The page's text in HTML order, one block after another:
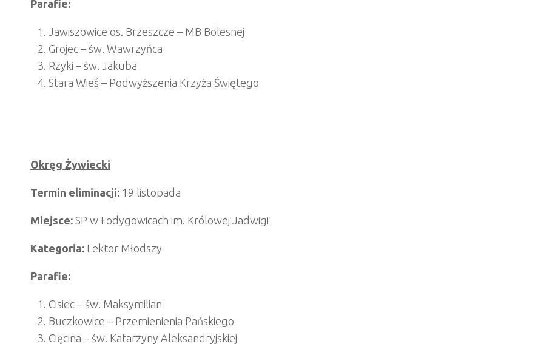
Parafie:
Jawiszowice os. Brzeszcze – MB Bolesnej
Grojec – św. Wawrzyńca
Rzyki – św. Jakuba
Stara Wieś – Podwyższenia Krzyża Świętego
Okręg Żywiecki
Termin eliminacji: 19 listopada
Miejsce: SP w Łodygowicach im. Królowej Jadwigi
Kategoria: Lektor Młodszy
Parafie:
Cisiec – św. Maksymilian
Buczkowice – Przemienienia Pańskiego
Cięcina – św. Katarzyny Aleksandryjskiej